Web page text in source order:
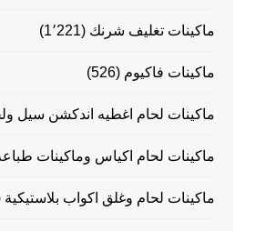
ماكينات تغليف شرنك (1٬221)
ماكينات فاكيوم (526)
ماكينات لحام اغطيه اندكشن سيل
ماكينات لحام اكياس وماكينات طباعة
ماكينات لحام وغلق اكواب بلاستيكية